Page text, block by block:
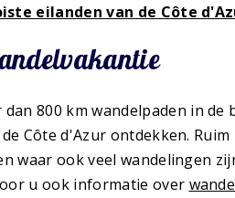
eilanden van de Côte
800 km wandelpaden in de
Côte d'Azur ontdekken.
waar ook veel wandelingen
u ook informatie over